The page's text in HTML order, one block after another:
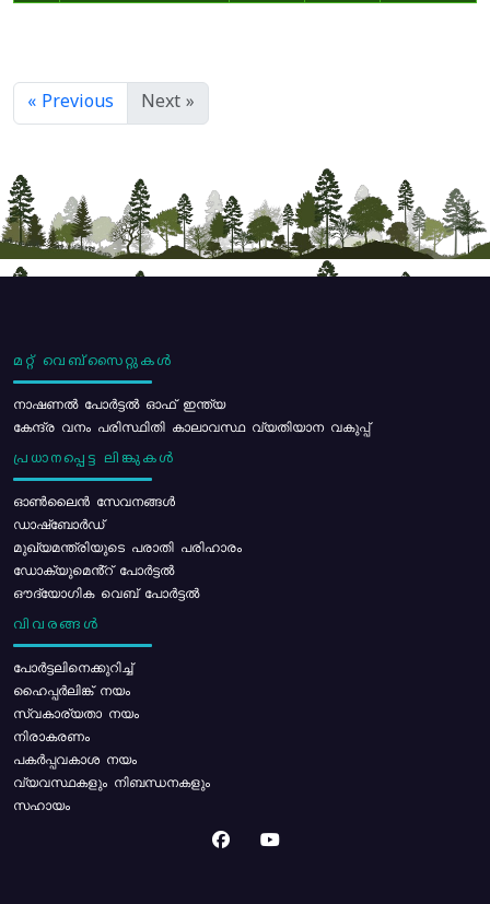
« Previous Next »
മറ്റ് വെബ്സൈറ്റുകൾ
നാഷണൽ പോർട്ടൽ ഓഫ് ഇന്ത്യ
കേന്ദ്ര വനം പരിസ്ഥിതി കാലാവസ്ഥ വ്യതിയാന വകുപ്പ്
പ്രധാനപ്പെട്ട ലിങ്കുകൾ
ഓൺലൈൻ സേവനങ്ങൾ
ഡാഷ്ബോർഡ്
മുഖ്യമന്ത്രിയുടെ പരാതി പരിഹാരം
ഡോക്യുമെൻ്റ് പോർട്ടൽ
ഔദ്യോഗിക വെബ് പോർട്ടൽ
വിവരങ്ങൾ
പോര്‍ട്ടലിനെക്കുറിച്ച്
ഹൈപ്പർലിങ്ക് നയം
സ്വകാര്യതാ നയം
നിരാകരണം
പകർപ്പവകാശ നയം
വ്യവസ്ഥകളും നിബന്ധനകളും
സഹായം